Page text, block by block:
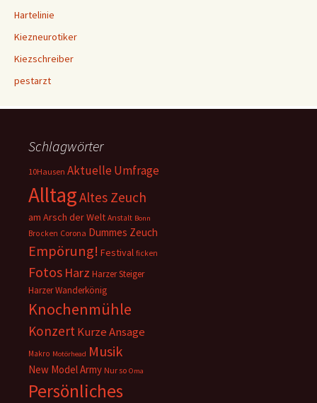
Hartelinie
Kiezneurotiker
Kiezschreiber
pestarzt
Schlagwörter
10Hausen Aktuelle Umfrage
AlltagAltes Zeuch
am Arsch der Welt Anstalt Bonn
Brocken Corona Dummes Zeuch
Empörung! Festival ficken
Fotos Harz Harzer Steiger
Harzer Wanderkönig
Knochenmühle
KonzertKurze Ansage
Makro Motörhead Musik
New Model Army Nur so Oma
Persönliches